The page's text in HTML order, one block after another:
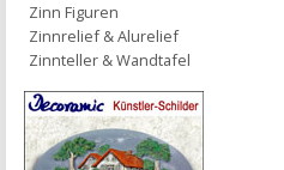
Zinn Figuren
Zinnrelief & Alurelief
Zinnteller & Wandtafel